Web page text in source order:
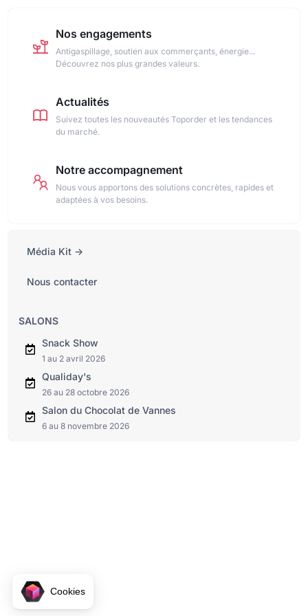
Nos engagements
Antigaspillage, soutien aux commerçants, énergie...
Découvrez nos plus grandes valeurs.
Actualités
Suivez toutes les nouveautés Toporder et les tendances
du marché.
Notre accompagnement
Nous vous apportons des solutions concrètes, rapides et
adaptées à vos besoins.
Média Kit ->
Nous contacter
SALONS
Snack Show
1 au 2 avril 2026
Qualiday's
26 au 28 octobre 2026
Salon du Chocolat de Vannes
6 au 8 novembre 2026